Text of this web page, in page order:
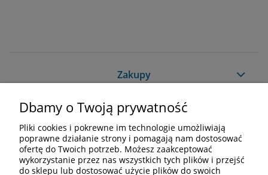
Zakupy
Pomoc
Moje konto
Informacje
Dbamy o Twoją prywatność
Pliki cookies i pokrewne im technologie umożliwiają
poprawne działanie strony i pomagają nam dostosować
ofertę do Twoich potrzeb. Możesz zaakceptować
wykorzystanie przez nas wszystkich tych plików i przejść
do sklepu lub dostosować użycie plików do swoich